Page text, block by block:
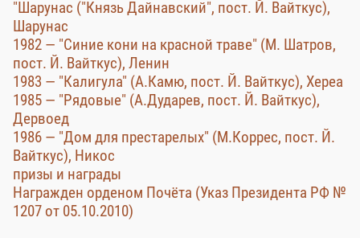
"Шарунас ("Князь Дайнавский", пост. Й. Вайткус),
Шарунас
1982 — "Синие кони на красной траве" (М. Шатров,
пост. Й. Вайткус), Ленин
1983 — "Калигула" (А.Камю, пост. Й. Вайткус), Хереа
1985 — "Рядовые" (А.Дударев, пост. Й. Вайткус),
Дервоед
1986 — "Дом для престарелых" (М.Коррес, пост. Й.
Вайткус), Никос
призы и награды
Награжден орденом Почёта (Указ Президента РФ №
1207 от 05.10.2010)